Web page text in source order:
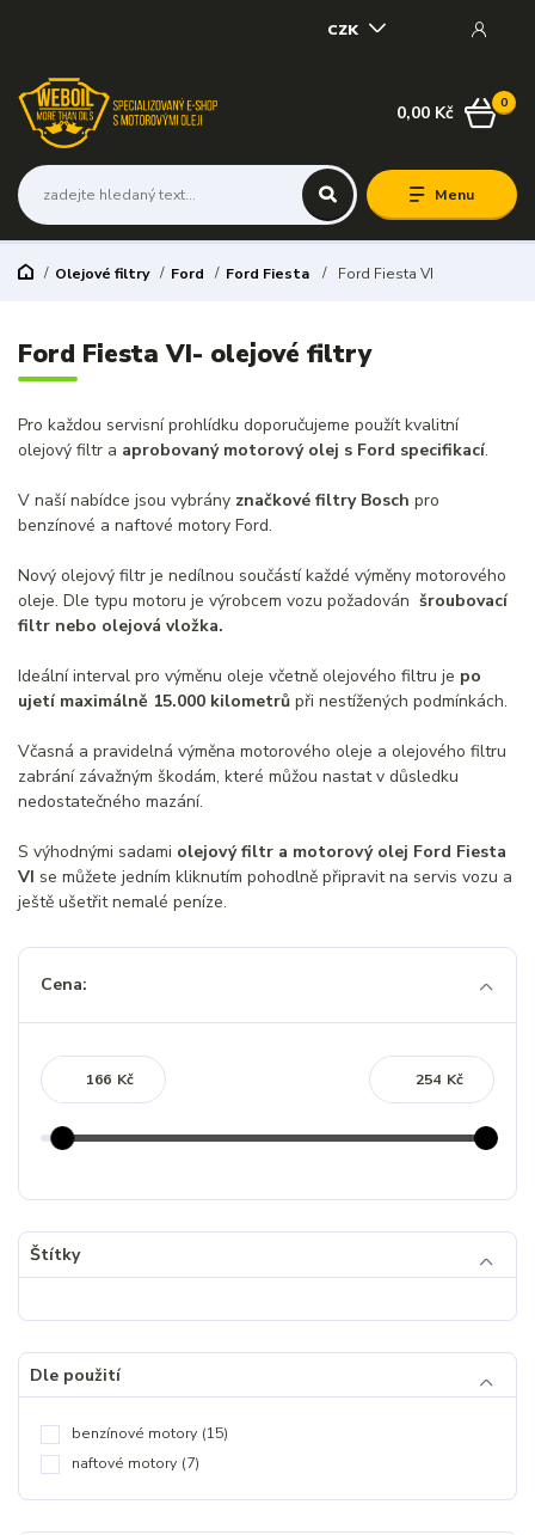
Menu
CZK
0
0,00 Kč
Olejové filtry Ford Ford Fiesta Ford Fiesta VI
Ford Fiesta VI- olejové filtry
Pro každou servisní prohlídku doporučujeme použít kvalitní
olejový filtr a aprobovaný motorový olej s Ford specifikací.
V naší nabídce jsou vybrány značkové filtry Bosch pro
benzínové a naftové motory Ford.
Nový olejový filtr je nedílnou součástí každé výměny motorového
oleje. Dle typu motoru je výrobcem vozu požadován šroubovací
filtr nebo olejová vložka.
Ideální interval pro výměnu oleje včetně olejového filtru je po
ujetí maximálně 15.000 kilometrů při nestížených podmínkách.
Včasná a pravidelná výměna motorového oleje a olejového filtru
zabrání závažným škodám, které můžou nastat v důsledku
nedostatečného mazání.
S výhodnými sadami olejový filtr a motorový olej Ford Fiesta
VI se můžete jedním kliknutím pohodlně připravit na servis vozu a
ještě ušetřit nemalé peníze.
Cena:
Kč Kč
Štítky
Dle použití
benzínové motory (15)
naftové motory (7)